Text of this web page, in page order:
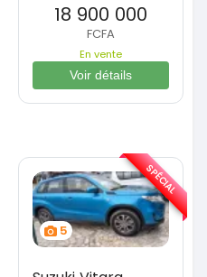
18 900 000
FCFA
En vente
Voir détails
5
SPÉCIAL